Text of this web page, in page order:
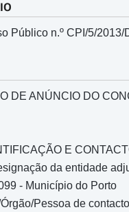
Público n.º CPI/5/2013/
DE ANÚNCIO DO
E
da entidade
- Município do Porto
Pessoa de